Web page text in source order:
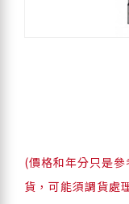
(價格和年分只是
貨，可能須調貨處